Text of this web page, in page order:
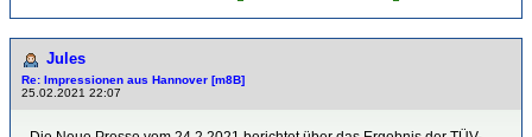
Jules
Re: Impressionen aus Hannover [m8B]
25.02.2021 22:07